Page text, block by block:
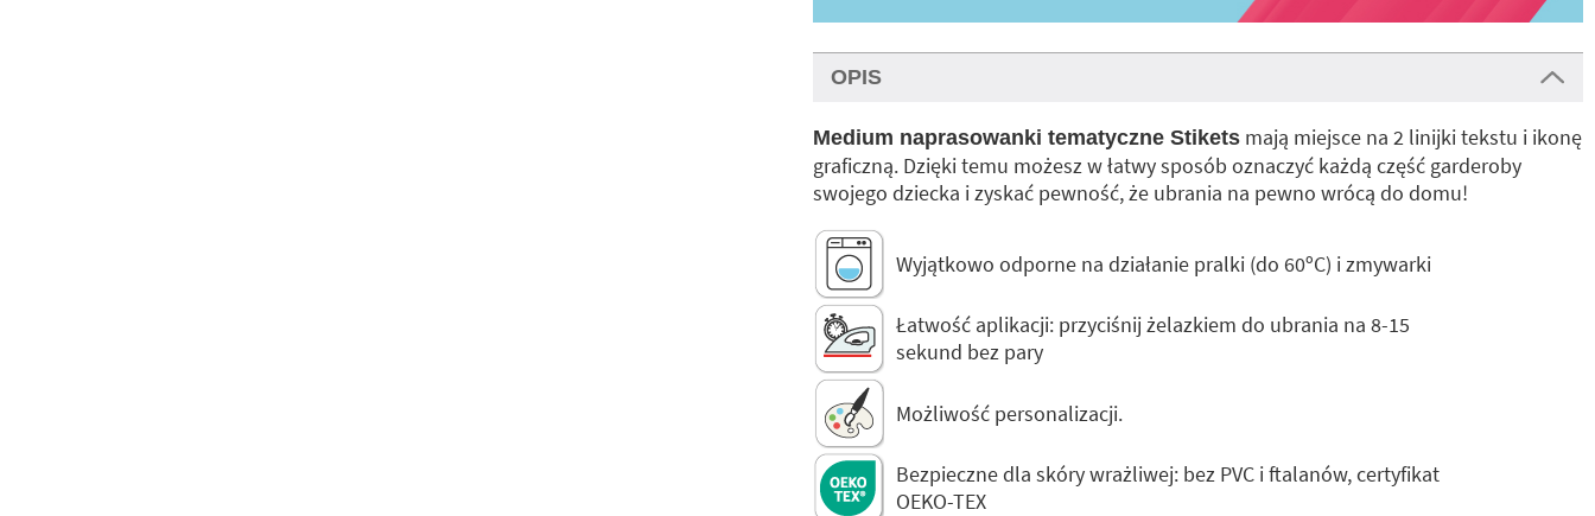
OPIS
Medium naprasowanki tematyczne Stiketsmają miejsce na 2 linijki tekstu i ikonę
graficzną. Dzięki temu możesz w łatwy sposób oznaczyć każdą część garderoby
swojego dziecka i zyskać pewność, że ubrania na pewno wrócą do domu!
Wyjątkowo odporne na działanie pralki (do 60ºC) i zmywarki
Łatwość aplikacji: przyciśnij żelazkiem do ubrania na 8-15
sekund bez pary
Możliwość personalizacji.
Bezpieczne dla skóry wrażliwej: bez PVC i ftalanów, certyfikat
OEKO-TEX